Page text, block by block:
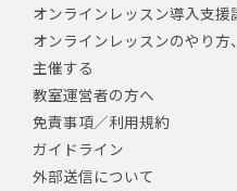
オンラインレッスン導入支援
オンラインレッスンのやり方
主催する
教室運営者の方へ
免責事項／利用規約
ガイドライン
外部送信について